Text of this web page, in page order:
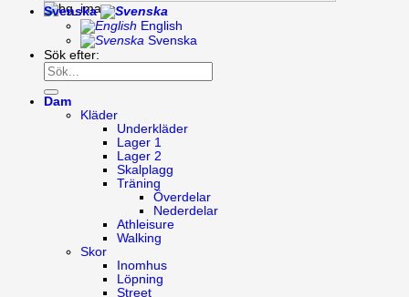
Svenska
English
Svenska
Sök efter:
Dam
Kläder
Underkläder
Lager 1
Lager 2
Skalplagg
Träning
Överdelar
Nederdelar
Athleisure
Walking
Skor
Inomhus
Löpning
Street